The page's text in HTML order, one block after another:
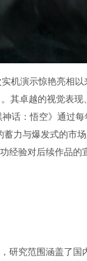
机演示惊艳亮相
。其卓越的视觉表
神话：悟空》通过
蓄力与爆发式的市
经验对后续作品的
研究范围涵盖了国